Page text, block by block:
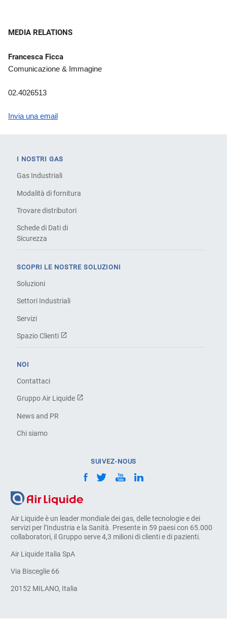
MEDIA RELATIONS
Francesca Ficca
Comunicazione & Immagine
02.4026513
Invia una email
Air Liquide è un leader mondiale dei gas, delle tecnologie e dei
servizi per l’Industria e la Sanità. Presente in 59 paesi con 65.000
collaboratori, il Gruppo serve 4,3 milioni di clienti e di pazienti.
Air Liquide Italia SpA
Via Bisceglie 66
20152 MILANO, Italia
I NOSTRI GAS
Gas Industriali
Modalità di fornitura
Trovare distributori
Schede di Dati di
Sicurezza
SCOPRI LE NOSTRE SOLUZIONI
Soluzioni
Settori Industriali
Servizi
Spazio Clienti
NOI
Contattaci
Gruppo Air Liquide
News and PR
Chi siamo
SUIVEZ-NOUS